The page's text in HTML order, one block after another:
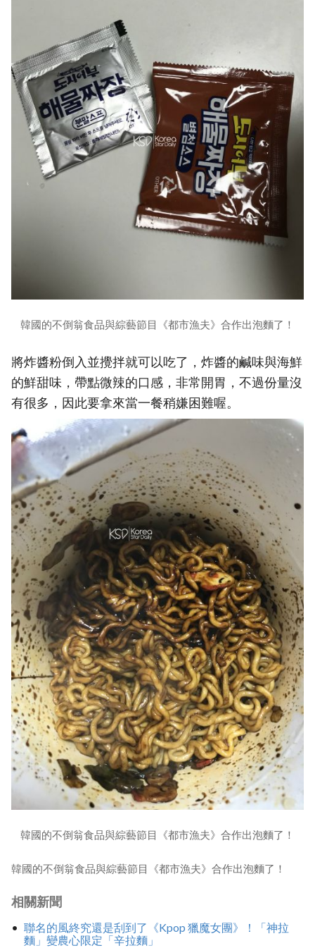
韓國的不倒翁食品與綜藝節目《都市漁夫》合作出泡麵了！
將炸醬粉倒入並攪拌就可以吃了，炸醬的鹹味與海鮮
的鮮甜味，帶點微辣的口感，非常開胃，不過份量沒
有很多，因此要拿來當一餐稍嫌困難喔。
韓國的不倒翁食品與綜藝節目《都市漁夫》合作出泡麵了！
韓國的不倒翁食品與綜藝節目《都市漁夫》合作出泡麵了！
相關新聞
聯名的風終究還是刮到了《Kpop 獵魔女團》！「神拉
麵」變農心限定「辛拉麵」